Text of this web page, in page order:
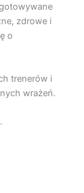
zdrowe i
o
trenerów i
wrażeń.